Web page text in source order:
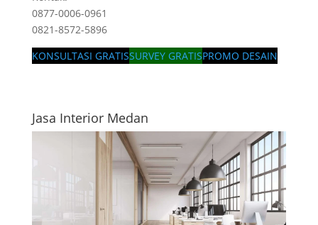
0877-0006-0961
0821-8572-5896
KONSULTASI GRATISSURVEY GRATISPROMO DESAIN
Jasa Interior Medan